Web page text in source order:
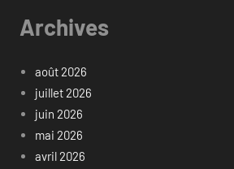
Archives
août 2026
juillet 2026
juin 2026
mai 2026
avril 2026